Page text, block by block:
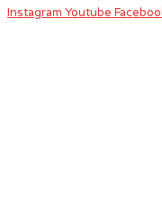
Instagram Youtube